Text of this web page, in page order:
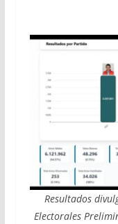
Resultados
Electorales